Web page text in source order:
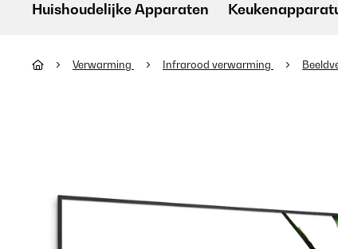
Huishoudelijke Apparaten
Verwarming Infrarood verwarming